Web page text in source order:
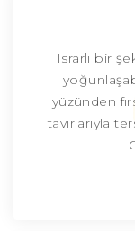
Israrlı bir
yüzünden
tavırlarıyla